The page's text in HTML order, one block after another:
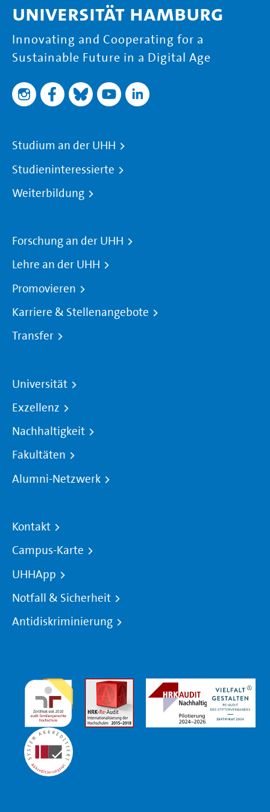
Universität Hamburg
Innovating and Cooperating for a
Sustainable Future in a Digital Age
Studium an der UHH
Studieninteressierte
Weiterbildung
Forschung an der UHH
Lehre an der UHH
Promovieren
Karriere & Stellenangebote
Transfer
Universität
Exzellenz
Nachhaltigkeit
Fakultäten
Alumni-Netzwerk
Kontakt
Campus-Karte
UHHApp
Notfall & Sicherheit
Antidiskriminierung